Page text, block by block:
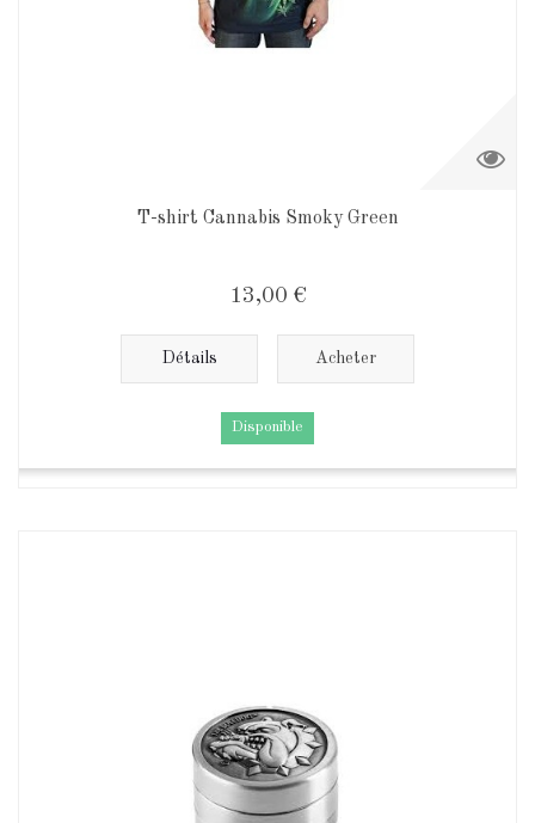
T-shirt Cannabis Smoky Green
13,00 €
Détails Acheter
Disponible